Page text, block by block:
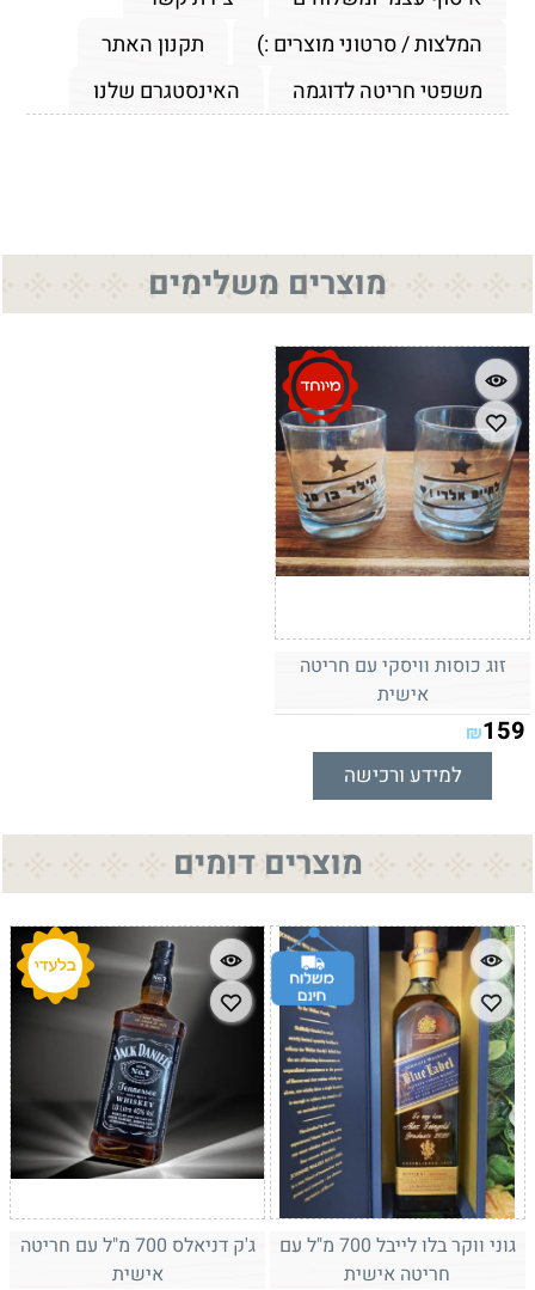
המלצות / סרטוני מוצרים :)
תקנון האתר
משפטי חריטה לדוגמה
האינסטגרם שלנו
מוצרים משלימים
זוג כוסות וויסקי עם חריטה
אישית
₪159
למידע ורכישה
מוצרים דומים
גוני ווקר בלו לייבל 700 מ"ל עם
חריטה אישית
ג'ק דניאלס 700 מ"ל עם חריטה
אישית